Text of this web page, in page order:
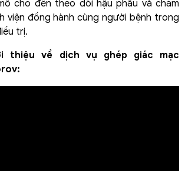
cho đến theo dõi hậu phẫu và chăm
viện đồng hành cùng người bệnh trong
trị.
thiệu về dịch vụ ghép giác mạc